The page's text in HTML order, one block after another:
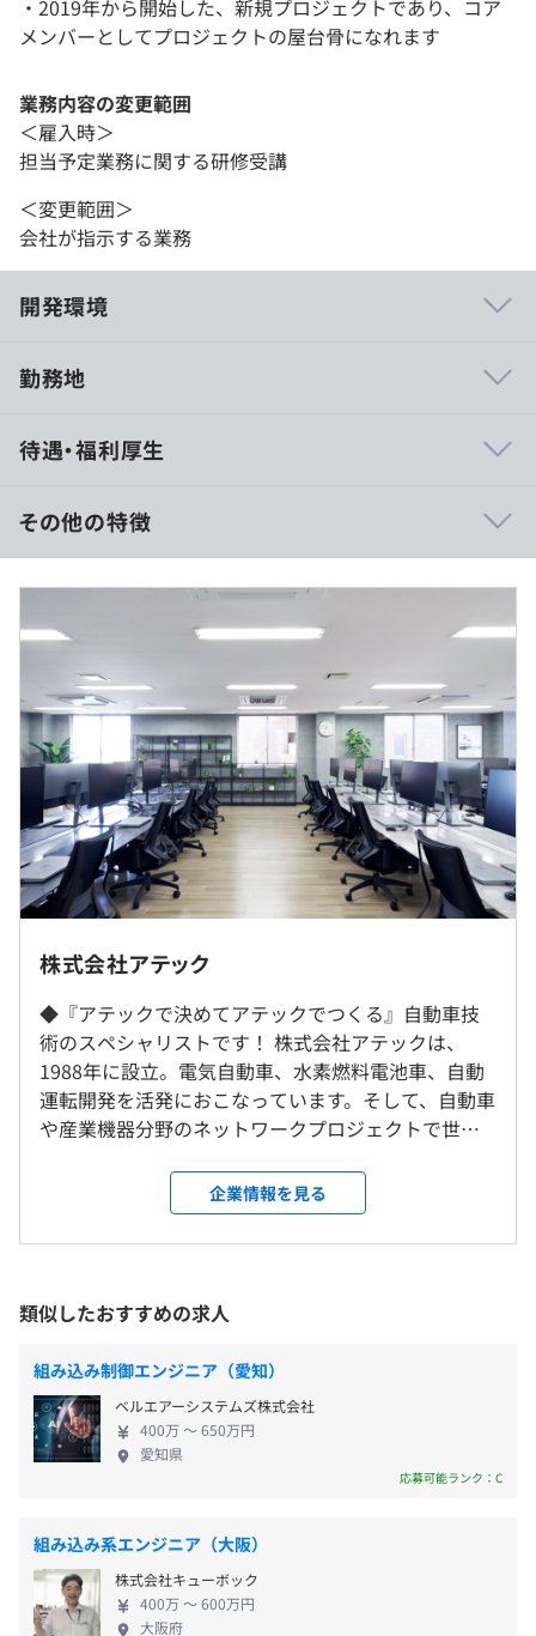
・2019年から開始した、新規プロジェクトであり、コア
メンバーとしてプロジェクトの屋台骨になれます
業務内容の変更範囲
＜雇入時＞
担当予定業務に関する研修受講
＜変更範囲＞
会社が指示する業務
開発環境
く、
範囲を全うしていく開発スタイルとなります。
・チーム内の協力関係も良好であり、毎日の情報共有から
作業量の調整などをおこないます。
顧客との打ち合わせも頻繁におこなうため、個人業務中心
でありながら対外折衝の能力も必要となります。
あるため、開発はスムーズにおこなえる点が強みです。
・資格取得報奨金（5000円～10万円支給）
・展示会、セミナー参加支援
・資格取得支援（上限50％まで補助あり）
・通信教育受講支援
相談の上、ご希望のマシンを支給いたします。
CandelaStadio、Canoe
・フレックスタイムを採用しているため、プライベートと
業務の都合を付けやすいです。
・机の大きさも広く、サブディスプレイの利用など働きや
すい環境が用意されます。
・ウイルス対策として飛沫感染除け、消毒用アルコール、
シフトなど密にならないような対策がとられており、安心
して業務に取り組めるようになっております。
勤務地
就業場所の変更範囲
株式会社アテックの研修室、自宅
＜変更範囲＞
会社が定める就業場所
受動喫煙防止措置に関する事項
従業員に対する受動喫煙対策：あり
待遇・福利厚生
（※想定年収は年収提示額を保証するものではありません）
9：00～18：00（休憩60分）
※配属先により若干異なります
休憩時間：休憩60分
平均残業時間：平均20時間／月
《年間休日121日》※前年度実績
・ゴールデンウィーク休暇
・年末年始
・年次有給
・慶弔休暇
・交通費全額支給(当社規定による)
・残業手当
年2回（4.0／年）
年1回（4月）
その他の特徴
株式会社アテック
◆『アテックで決めてアテックでつくる』自動車技
術のスペシャリストです！ 株式会社アテックは、
1988年に設立。電気自動車、水素燃料電池車、自動
運転開発を活発におこなっています。そして、自動車
や産業機器分野のネットワークプロジェクトで世界
ナー企業です。自動車の今後の未来を左右する最先端
のCASE事業に関われるため、先進的で楽しくやりが
い十分なお仕事です。 ◆自動運転を担うAUTOSAR事
発現場で生産性を向上させるために必要な、車載ソ
フトウェア標準化規格のことです。2003年の発足以
来、世界中のメーカーが参画しています。日本ではま
だ馴染みがありませんが、AUTOSARは今後の自動車
開発の現場で非常に重要なものです。当社では、
2019年AUTOSARのアソシエイトパートナーに加入し
ており、AUTOSAR専任エンジニアの育成に力を入れ
す！ 「CSP-E」認証取得組み込みエンジニアが、プ
ロジェクトメンバーとして在籍しています。自動車開
発の技術レベルが高いので、新しく学べることも多
く成長意欲のある方は満足していただける環境です。
企業情報を見る
類似したおすすめの求人
組み込み制御エンジニア（愛知）
ベルエアーシステムズ株式会社
400万 〜 650万円
愛知県
応募可能ランク：C
組み込み系エンジニア（大阪）
株式会社キューボック
400万 〜 600万円
大阪府